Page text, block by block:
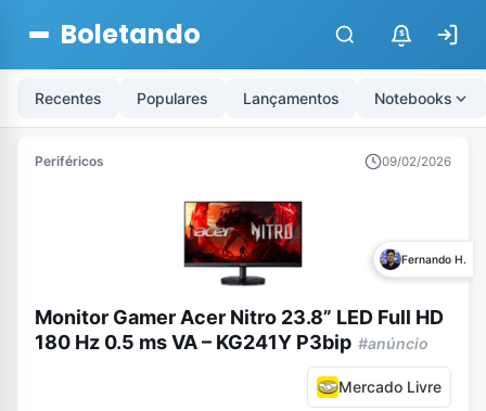
Boletando $
Recentes Populares Lançamentos Notebooks
Periféricos 09/02/2026
Fernando H.
Monitor Gamer Acer Nitro 23.8” LED Full HD
180 Hz 0.5 ms VA – KG241Y P3bip #anúncio
Mercado Livre